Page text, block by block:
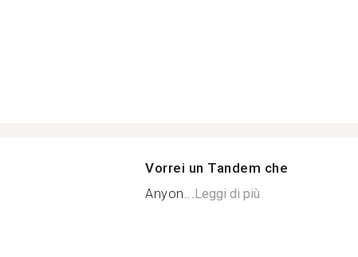
Vorrei un Tandem che
Anyon...Leggi di più